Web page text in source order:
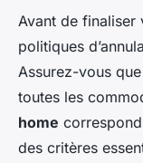
Avant de finaliser
politiques
Assurez-vous
toutes les
home
des critères